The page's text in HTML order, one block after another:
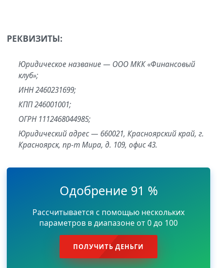
РЕКВИЗИТЫ:
Юридическое название — ООО МКК «Финансовый
клуб»;
ИНН 2460231699;
КПП 246001001;
ОГРН 1112468044985;
Юридический адрес — 660021, Красноярский край, г.
Красноярск, пр-т Мира, д. 109, офис 43.
Одобрение 91 %
Рассчитывается с помощью нескольких
параметров в диапазоне от 0 до 100
ПОЛУЧИТЬ ДЕНЬГИ